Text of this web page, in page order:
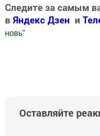
Следите за самым
в Яндекс Дзен и
новь"
Оставляйте